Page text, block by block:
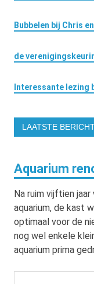
Bubbelen bij Chris
de
Interessante lezing
LAATSTE
Aquarium
Na ruim vijftien
aquarium, de kast
optimaal voor de
nog wel enkele
aquarium prima